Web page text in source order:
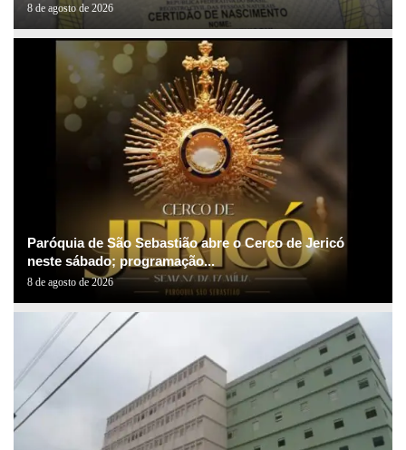
8 de agosto de 2026
Paróquia de São Sebastião abre o Cerco de Jericó
neste sábado; programação...
8 de agosto de 2026